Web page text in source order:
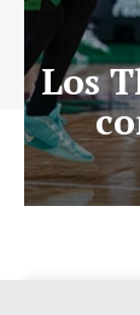
Los